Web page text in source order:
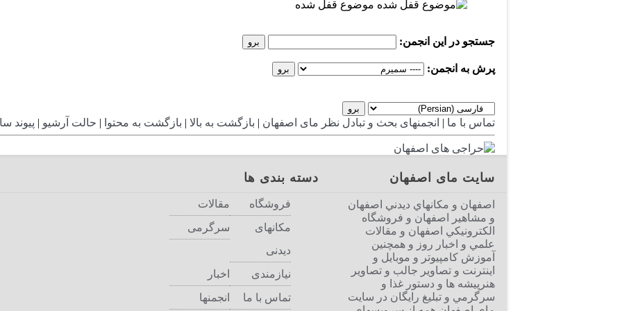
موضوع قفل شده
جستجو در این انجمن:
پرش به انجمن:
تماس با ما | انجمنهای بحث و تبادل نظر مای اصفهان | بازگشت به بالا | بازگشت به محتوا | حالت آرشیو | پیوند
دسته بندی ها
مقالات
فروشگاه
سرگرمی
مکانهای
دیدنی
اخبار
نیازمندی
انجمنها
تماس با ما
سایت مای اصفهان
اصفهان و مكانهاي ديدني اصفهان
و مشاهير اصفهان و فروشگاه
الكترونيكي اصفهان و مقالات
علمي و اخبار روز و همچنين
آموزش كامپيوتر و موبايل و
اينترنت و تصاوير جالب و تصاوير
هنرپيشه ها و دستور غذا و
سرگرمي و تبليغ رايگان در سايت